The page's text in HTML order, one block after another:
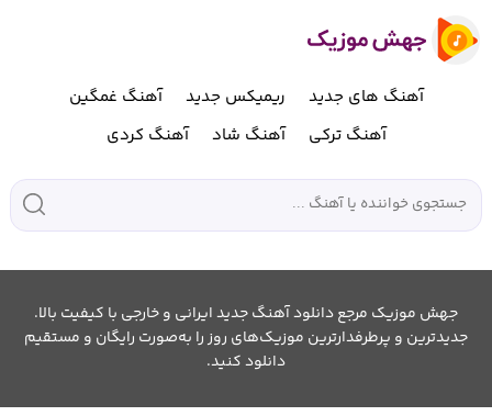
آهنگ های جدید ریمیکس جدید
آهنگ غمگین
آهنگ ترکی
آهنگ شاد آهنگ کردی
جهش موزیک مرجع دانلود آهنگ جدید ایرانی و خارجی با کیفیت بالا.
جدیدترین و پرطرفدارترین موزیک‌های روز را به‌صورت رایگان و مستقیم
دانلود کنید.